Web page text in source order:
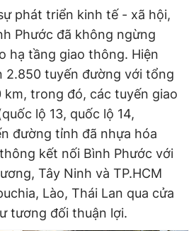
Liên hệ quảng cáo
0908 780 404
RSS Tòa soạn Chính sách bảo
Toàn
Hải Thành
Dũng
phát triển kinh tế - xã hội,
Phước đã không ngừng
hạ tầng giao thông. Hiện
2.850 tuyến đường với tổng
km, trong đó, các tuyến giao
lộ 13, quốc lộ 14,
đường tỉnh đã nhựa hóa
kết nối Bình Phước với
Tây Ninh và TP.HCM
Lào, Thái Lan qua cửa
tương đối thuận lợi.